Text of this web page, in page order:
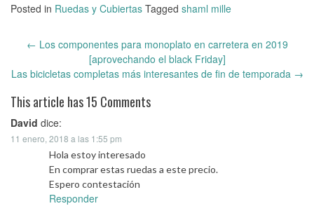
Posted in Ruedas y Cubiertas Tagged shaml mille
navigation
← Los componentes para monoplato en carretera en 2019
[aprovechando el black Friday]
Las bicicletas completas más interesantes de fin de temporada →
This article has 15 Comments
David dice:
11 enero, 2018 a las 1:55 pm
Hola estoy interesado
En comprar estas ruedas a este precio.
Espero contestación
Responder